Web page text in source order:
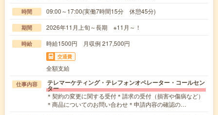
時間 09:00～17:00(実働7時間15分 休憩45分)
期間 2026年11月上旬～長期 ※11月～！
時給 時給1500円 月収例 217,500円
交通費
全額支給
仕事内容 テレマーケティング・テレフォンオペレーター・コールセン
ター
＊契約の変更に関する受付＊請求の受付（損害や傷病など）
＊商品についてのお問い合わせ＊申請内容の確認の…